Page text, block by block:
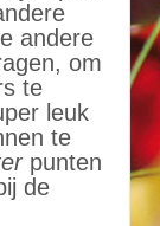
andere
om
te
leuk
te
punten
de